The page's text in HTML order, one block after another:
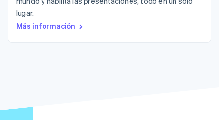
Radar
Constitución de una startup
lugar.
Más información